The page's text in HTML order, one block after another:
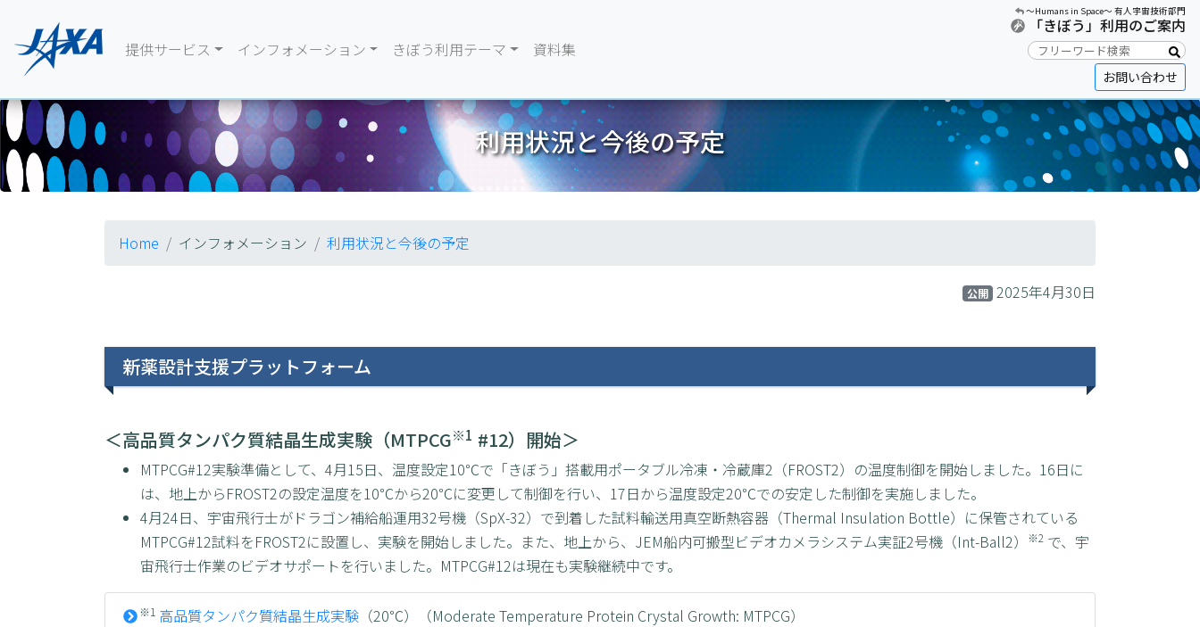
提供サービス インフォメーション きぼう利用テーマ 資料集
〜Humans in Space〜 有人宇宙技術部門
「きぼう」利用のご案内
お問い合わせ
利用状況と今後の予定
Home インフォメーション 利用状況と今後の予定
公開 2025年4月30日
新薬設計支援プラットフォーム
＜高品質タンパク質結晶生成実験（MTPCG※1 #12）開始＞
MTPCG#12実験準備として、4月15日、温度設定10℃で「きぼう」搭載用ポータブル冷凍・冷蔵庫2（FROST2）の温度制御を開始しました。16日に
は、地上からFROST2の設定温度を10℃から20℃に変更して制御を行い、17日から温度設定20℃での安定した制御を実施しました。
4月24日、宇宙飛行士がドラゴン補給船運用32号機（SpX-32）で到着した試料輸送用真空断熱容器（Thermal Insulation Bottle）に保管されている
MTPCG#12試料をFROST2に設置し、実験を開始しました。また、地上から、JEM船内可搬型ビデオカメラシステム実証2号機（Int-Ball2）
※2 で、宇
宙飛行士作業のビデオサポートを行いました。MTPCG#12は現在も実験継続中です。
※1 高品質タンパク質結晶生成実験 （20℃）（Moderate Temperature Protein Crystal Growth: MTPCG）